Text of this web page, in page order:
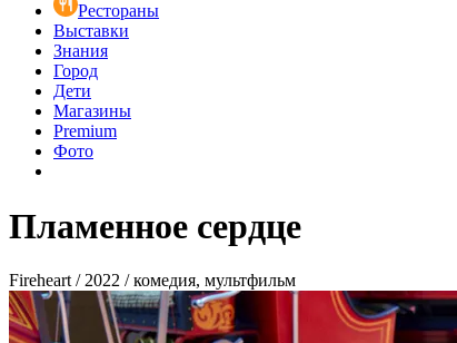
Рестораны
Выставки
Знания
Город
Дети
Магазины
Premium
Фото
Пламенное сердце
Fireheart / 2022 / комедия, мультфильм